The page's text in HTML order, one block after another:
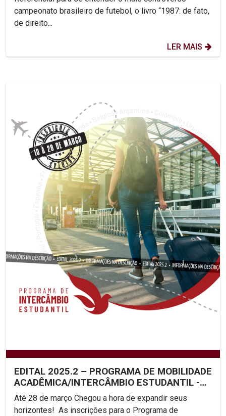
campeonato brasileiro de futebol, o livro “1987: de fato,
de direito...
LER MAIS
EDITAL 2025.2 – PROGRAMA DE MOBILIDADE
ACADÊMICA/INTERCÂMBIO ESTUDANTIL -
UNICAP
Até 28 de março Chegou a hora de expandir seus
horizontes! As inscrições para o Programa de